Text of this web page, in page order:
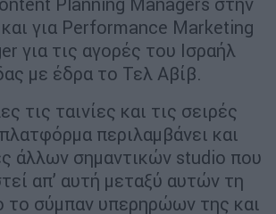
για Performance Marketing
για τις αγορές του Ισραήλ
με έδρα το Τελ Αβίβ.
τις ταινίες και τις σειρές
περιλαμβάνει και
άλλων σημαντικών studio που
απ’ αυτή μεταξύ αυτών τη
το σύμπαν υπερηρώων της και